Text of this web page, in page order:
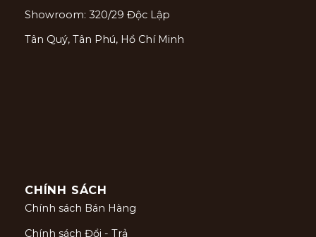
Showroom: 320/29 Độc Lập
Tân Quý, Tân Phú, Hồ Chí Minh
CHÍNH SÁCH
Chính sách Bán Hàng
Chính sách Đổi - Trả